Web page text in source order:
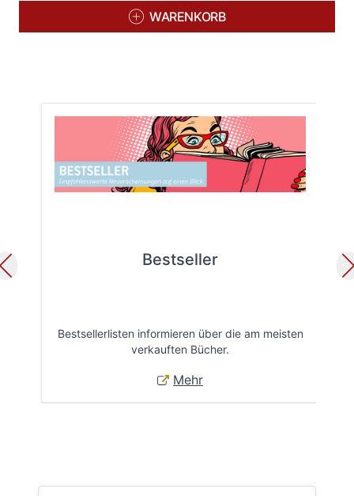
WARENKORB
Bestseller
Bestsellerlisten informieren über die am meisten
verkauften Bücher.
Mehr